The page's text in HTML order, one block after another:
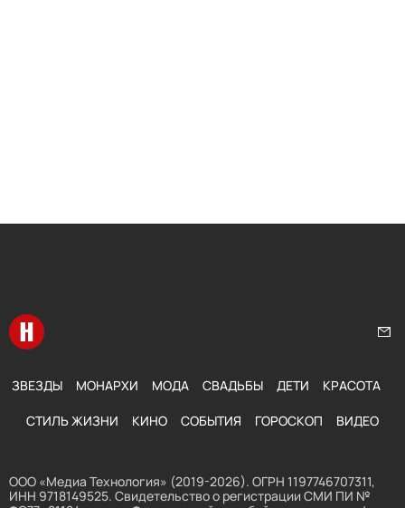
Перейти на главную
ЗВЕЗДЫ МОНАРХИ МОДА СВАДЬБЫ ДЕТИ КРАСОТА
СТИЛЬ ЖИЗНИ КИНО СОБЫТИЯ ГОРОСКОП ВИДЕО
ООО «Медиа Технология» (2019-2026). ОГРН 1197746707311,
ИНН 9718149525. Свидетельство о регистрации СМИ ПИ №